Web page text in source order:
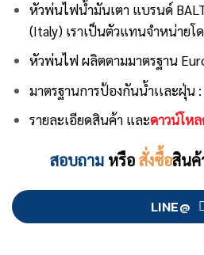
หัวพ่นไฟน้ำมันเตา แบรนด์
(Italy) เราเป็นตัวแทนจำหน่ายโ
หัวพ่นไฟ ผลิตตามมาตรฐาน
มาตรฐานการป้องกันน้ำเเละฝุ่น
รายละเอียดสินค้า และดาวน์โห
สอบถาม หรือ สั่งซื้อสินค้
LINE@